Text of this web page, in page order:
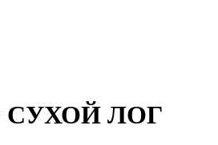
СУХОЙ ЛОГ